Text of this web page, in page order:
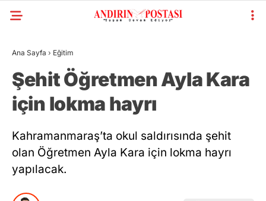
Ana Sayfa › Eğitim
Şehit Öğretmen Ayla Kara
için lokma hayrı
Kahramanmaraş’ta okul saldırısında şehit
olan Öğretmen Ayla Kara için lokma hayrı
yapılacak.